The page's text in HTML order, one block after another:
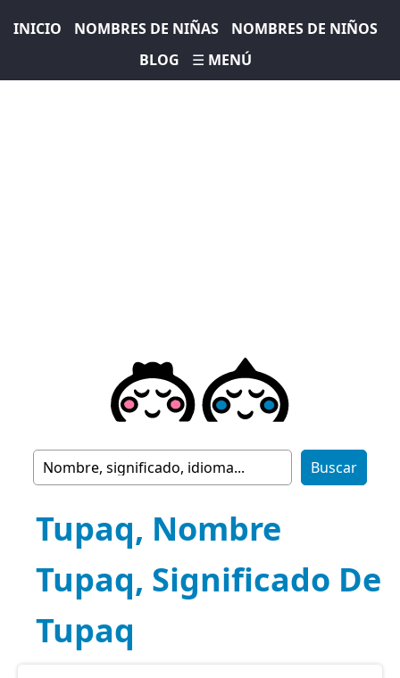
INICIO NOMBRES DE NIÑAS
NOMBRES DE NIÑOS
BLOG
☰ MENÚ
Tupaq, Nombre
Tupaq, Significado De
Tupaq